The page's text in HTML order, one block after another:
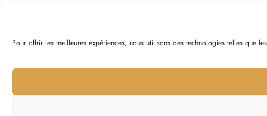
Pour offrir les meilleures expériences, nous utilisons des technologies telles que